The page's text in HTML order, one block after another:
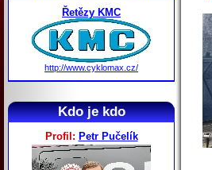
Řetězy KMC
http://www.cyklomax.cz/
Kdo je kdo
Profil: Petr Pučelík